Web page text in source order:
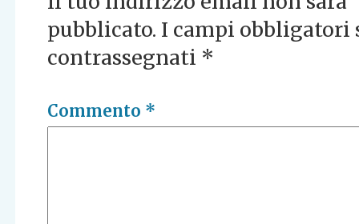
pubblicato. I campi obbligatori
contrassegnati *
Commento *